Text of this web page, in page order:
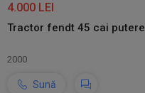
4.000 LEI
Tractor fendt 45 cai putere
2000
Sună